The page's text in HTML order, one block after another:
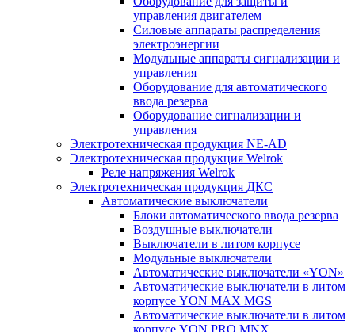
управления двигателем
Силовые аппараты распределения
электроэнергии
Модульные аппараты сигнализации и
управления
Оборудование для автоматического
ввода резерва
Оборудование сигнализации и
управления
Электротехническая продукция NE-AD
Электротехническая продукция Welrok
Реле напряжения Welrok
Электротехническая продукция ДКС
Автоматические выключатели
Блоки автоматического ввода резерва
Воздушные выключатели
Выключатели в литом корпусе
Модульные выключатели
Автоматические выключатели «YON»
Автоматические выключатели в литом
корпусе YON MAX MGS
Автоматические выключатели в литом
корпусе YON PRO MNX